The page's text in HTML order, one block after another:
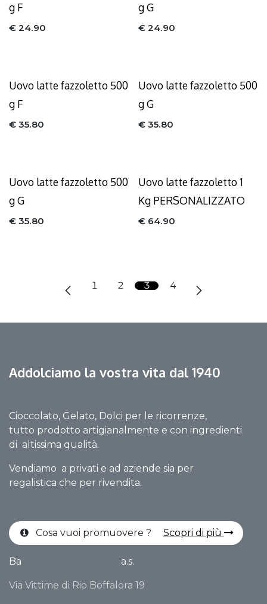
g F
€ 24.90
g G
€ 24.90
Uovo latte fazzoletto 500
g F
€ 35.80
Uovo latte fazzoletto 500
g G
€ 35.80
Uovo latte fazzoletto 500
g G
€ 35.80
Uovo latte fazzoletto 1
Kg PERSONALIZZATO
€ 64.90
1 2 3 4
Addolciamo la vostra vita dal 1940
Cioccolato, Gelato, Dolci per le ricorrenze,
tutto prodotto artigianalmente e con ingredienti
di altissima qualità.
Vendiamo a privati e ad aziende sia per
regalistica che per rivendita.
Cosa vuoi promuovere ? Scopri di più
Ba a.s.
Via Vittime di Rio Boffalora 19